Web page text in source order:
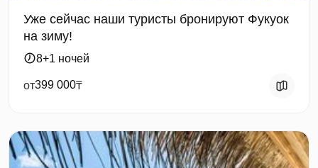
Уже сейчас наши туристы бронируют Фукуок
на зиму!
8+1 ночей
от399 000₸